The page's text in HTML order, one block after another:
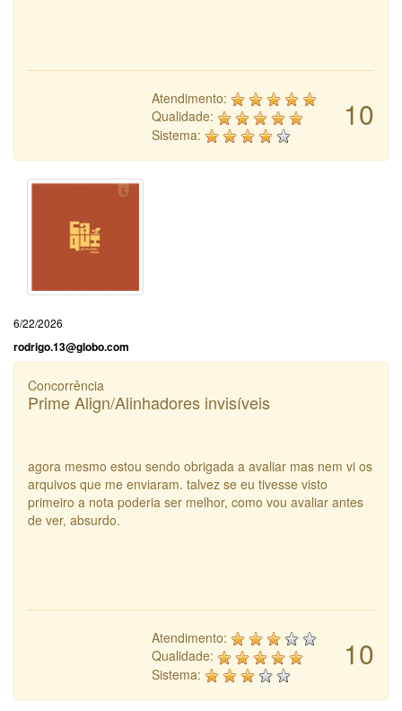
10
Atendimento:
Qualidade:
Sistema:
6/22/2026
rodrigo.13@globo.com
Concorrência
Prime Align/Alinhadores invisíveis
agora mesmo estou sendo obrigada a avaliar mas nem vi os
arquivos que me enviaram. talvez se eu tivesse visto
primeiro a nota poderia ser melhor, como vou avaliar antes
de ver, absurdo.
10
Atendimento:
Qualidade:
Sistema: